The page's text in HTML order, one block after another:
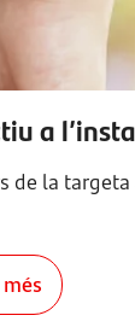
a
de la